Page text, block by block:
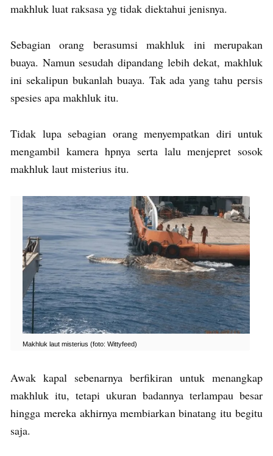
makhluk luat raksasa yg tidak diektahui jenisnya.
Sebagian orang berasumsi makhluk ini merupakan
buaya. Namun sesudah dipandang lebih dekat, makhluk
ini sekalipun bukanlah buaya. Tak ada yang tahu persis
spesies apa makhluk itu.
Tidak lupa sebagian orang menyempatkan diri untuk
mengambil kamera hpnya serta lalu menjepret sosok
makhluk laut misterius itu.
Makhluk laut misterius (foto: Wittyfeed)
Awak kapal sebenarnya berfikiran untuk menangkap
makhluk itu, tetapi ukuran badannya terlampau besar
hingga mereka akhirnya membiarkan binatang itu begitu
saja.